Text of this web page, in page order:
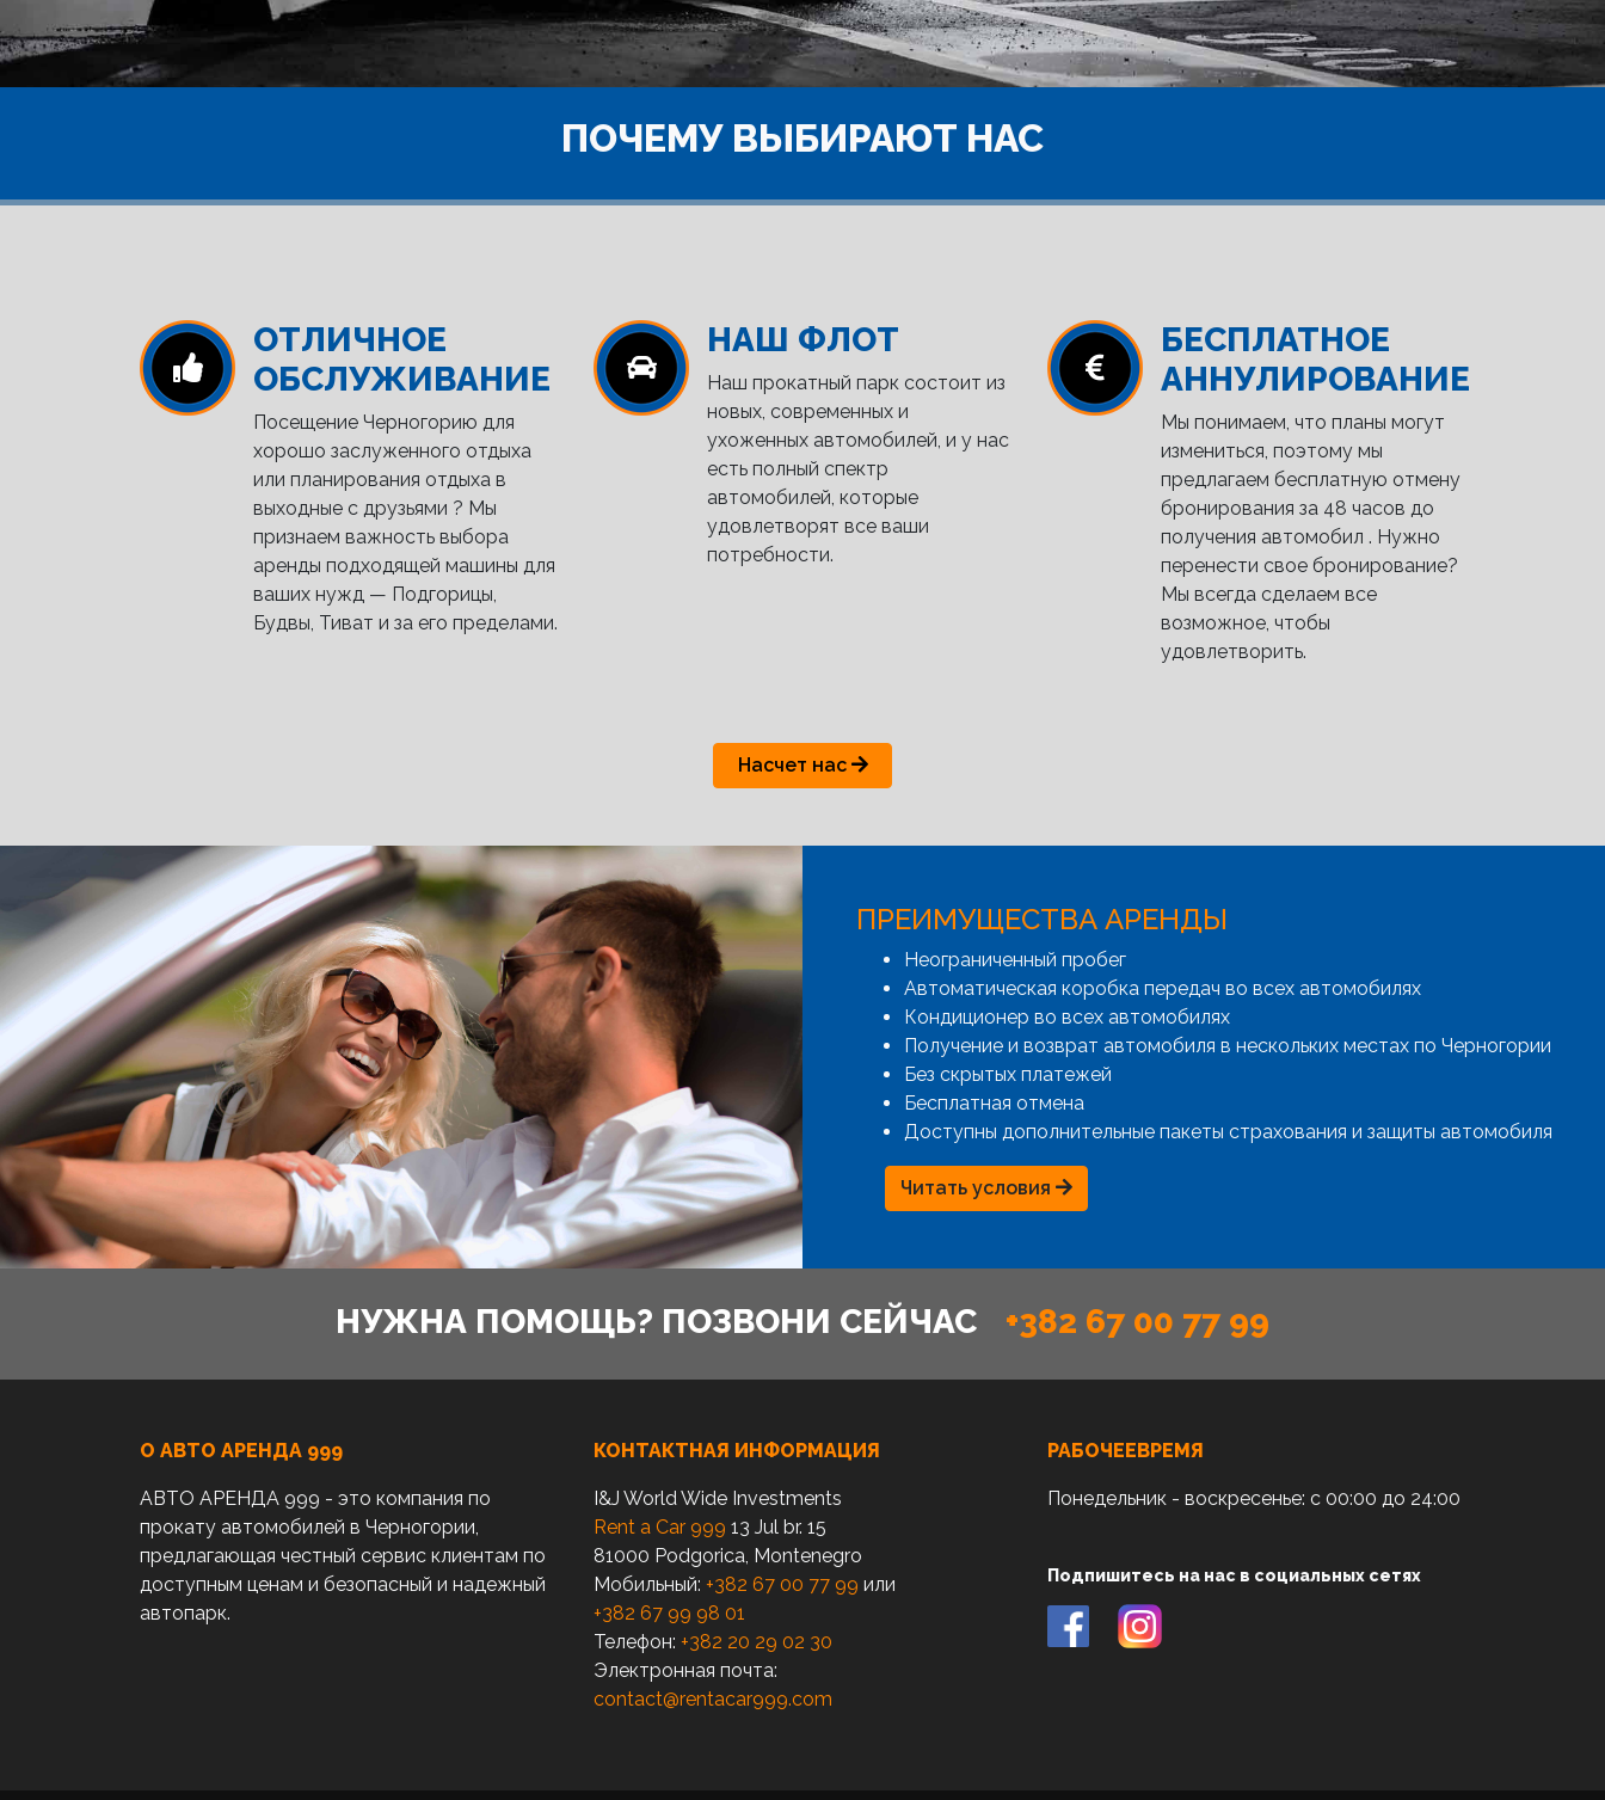
ПОЧЕМУ ВЫБИРАЮТ НАС
ОТЛИЧНОЕ
ОБСЛУЖИВАНИЕ
Посещение Черногорию для
хорошо заслуженного отдыха
или планирования отдыха в
выходные с друзьями ? Мы
признаем важность выбора
аренды подходящей машины для
ваших нужд — Подгорицы,
Будвы, Тиват и за его пределами.
НАШ ФЛОТ
Наш прокатный парк состоит из
новых, современных и
ухоженных автомобилей, и у нас
есть полный спектр
автомобилей, которые
удовлетворят все ваши
потребности.
БЕСПЛАТНОЕ
АННУЛИРОВАНИЕ
Мы понимаем, что планы могут
измениться, поэтому мы
предлагаем бесплатную отмену
бронирования за 48 часов до
получения автомобил . Нужно
перенести свое бронирование?
Мы всегда сделаем все
возможное, чтобы
удовлетворить.
Насчет нас
ПРЕИМУЩЕСТВА АРЕНДЫ
Неограниченный пробег
Автоматическая коробка передач во всех автомобилях
Кондиционер во всех автомобилях
Получение и возврат автомобиля в нескольких местах по Черногории
Без скрытых платежей
Бесплатная отмена
Доступны дополнительные пакеты страхования и защиты автомобиля
Читать условия
НУЖНА ПОМОЩЬ? ПОЗВОНИ СЕЙЧАС +382 67 00 77 99
О АВТО AРЕНДА 999
АВТО АРЕНДА 999 - это компания по
прокату автомобилей в Черногории,
предлагающая честный сервис клиентам по
доступным ценам и безопасный и надежный
автопарк.
КОНТАКТНАЯ ИНФОРМАЦИЯ
I&J World Wide Investments
Rent a Car 999 13 Jul br. 15
81000 Podgorica, Montenegro
Мобильный: +382 67 00 77 99 или
+382 67 99 98 01
Телефон: +382 20 29 02 30
Электронная почта:
contact@rentacar999.com
РАБОЧЕЕВРЕМЯ
Понедельник - воскресенье: с 00:00 до 24:00
Подпишитесь на нас в социальных сетях